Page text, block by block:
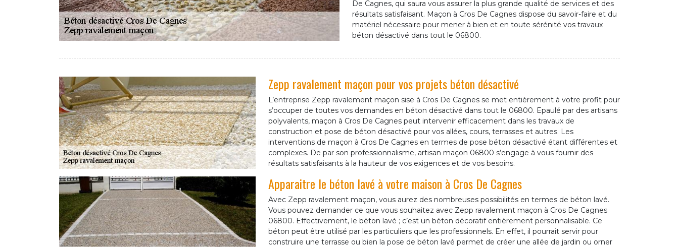
De Cagnes, qui saura vous assurer la plus grande qualité de services et des
résultats satisfaisant. Maçon à Cros De Cagnes dispose du savoir-faire et du
matériel nécessaire pour mener à bien et en toute sérénité vos travaux
béton désactivé dans tout le 06800.
Zepp ravalement maçon pour vos projets béton désactivé
L’entreprise Zepp ravalement maçon sise à Cros De Cagnes se met entièrement à votre profit pour
s’occuper de toutes vos demandes en béton désactivé dans tout le 06800. Epaulé par des artisans
polyvalents, maçon à Cros De Cagnes peut intervenir efficacement dans les travaux de
construction et pose de béton désactivé pour vos allées, cours, terrasses et autres. Les
interventions de maçon à Cros De Cagnes en termes de pose béton désactivé étant différentes et
complexes. De par son professionnalisme, artisan maçon 06800 s’engage à vous fournir des
résultats satisfaisants à la hauteur de vos exigences et de vos besoins.
Apparaitre le béton lavé à votre maison à Cros De Cagnes
Avec Zepp ravalement maçon, vous aurez des nombreuses possibilités en termes de béton lavé.
Vous pouvez demander ce que vous souhaitez avec Zepp ravalement maçon à Cros De Cagnes
06800. Effectivement, le béton lavé ; c’est un béton décoratif entièrement personnalisable. Ce
béton peut être utilisé par les particuliers que les professionnels. En effet, il pourrait servir pour
construire une terrasse ou bien la pose de béton lavé permet de créer une allée de jardin ou orner